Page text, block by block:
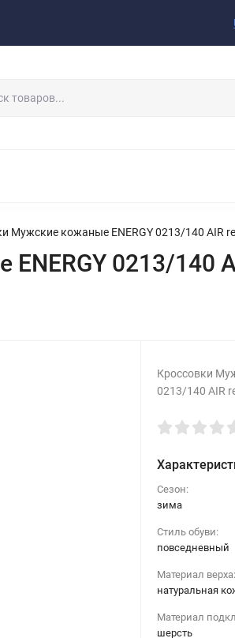
Мужские кожаные ENERGY 0213/140 AIR
0213/140
Кроссовки
0213/140 AIR
Сезон:
зима
Стиль обуви:
повседневный
Материал верха:
натуральная
Материал
шерсть